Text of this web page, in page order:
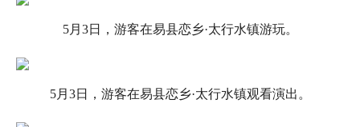
5月3日，游客在易县恋乡·太行水镇游玩。
5月3日，游客在易县恋乡·太行水镇观看演出。